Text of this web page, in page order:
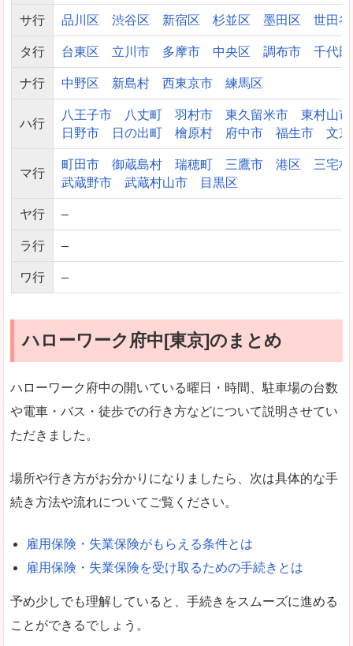
サ行 品川区 渋谷区 新宿区 杉並区 墨田区 世田
タ行 台東区 立川市 多摩市 中央区 調布市 千代
ナ行 中野区 新島村 西東京市 練馬区
ハ行
八王子市 八丈町 羽村市 東久留米市
東村山市
日野市
日の出町 檜原村 府中市 福生市 文
マ行
町田市 御蔵島村 瑞穂町 三鷹市 港区
三宅村
武蔵野市
武蔵村山市 目黒区
ヤ行 –
ラ行 –
ワ行 –
ハローワーク府中[東京]のまとめ
ハローワーク府中の開いている曜日・時間、駐車場の台数
や電車・バス・徒歩での行き方などについて説明させてい
ただきました。
場所や行き方がお分かりになりましたら、次は具体的な手
続き方法や流れについてご覧ください。
雇用保険・失業保険がもらえる条件とは
雇用保険・失業保険を受け取るための手続きとは
予め少しでも理解していると、手続きをスムーズに進める
ことができるでしょう。